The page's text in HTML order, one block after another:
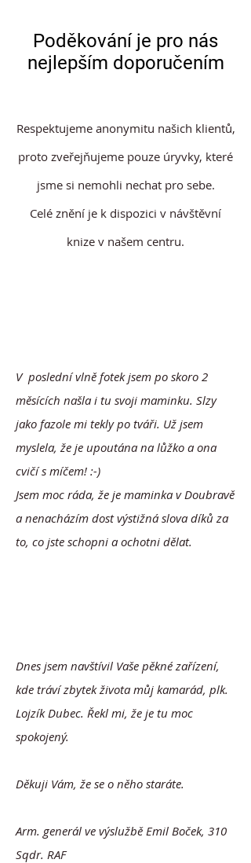
Poděkování je pro nás
nejlepším doporučením
Respektujeme anonymitu našich klientů,
proto zveřejňujeme pouze úryvky, které
jsme si nemohli nechat pro sebe.
Celé znění je k dispozici v návštěvní
knize v našem centru.
V poslední vlně fotek jsem po skoro 2
měsících našla i tu svoji maminku. Slzy
jako fazole mi tekly po tváři. Už jsem
myslela, že je upoutána na lůžko a ona
cvičí s míčem! :-)
Jsem moc ráda, že je maminka v Doubravě
a nenacházím dost výstižná slova díků za
to, co jste schopni a ochotni dělat.
Dnes jsem navštívil Vaše pěkné zařízení,
kde tráví zbytek života můj kamarád, plk.
Lojzík Dubec. Řekl mi, že je tu moc
spokojený.
Děkuji Vám, že se o něho staráte.
Arm. generál ve výslužbě Emil Boček, 310
Sqdr. RAF